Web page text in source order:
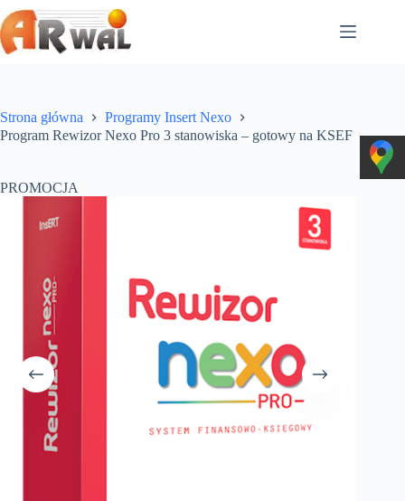
Przejdź
do
treści
Strona główna
Programy Insert Nexo
Program Rewizor Nexo Pro 3 stanowiska – gotowy na KSEF
PROMOCJA